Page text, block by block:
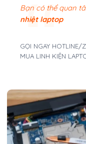
Bạn có thể quan
nhiệt laptop​
GỌI NGAY HOTLINE/
MUA LINH KIỆN